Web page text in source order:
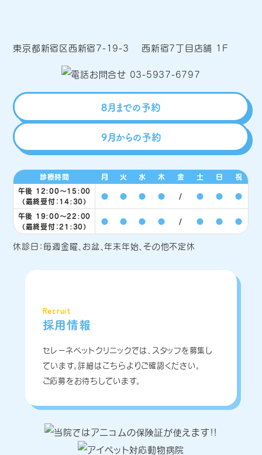
東京都新宿区西新宿7-19-3 西新宿7丁目店舗 1F
8月までの予約
9月からの予約
診療時間 月 火 水 木 金 土 日
祝
午後 12:00〜15:00
（最終受付：14:30）
● ● ● ● / ● ● ●
午後 19:00〜22:00
（最終受付：21:30）
● ● ● ● / ● ● ●
休診日：毎週金曜、お盆、年末年始、その他不定休
Recruit
採用情報
セレーネペットクリニックでは、スタッフを募集し
ています。詳細はこちらよりご確認ください。
ご応募をお待ちしています。